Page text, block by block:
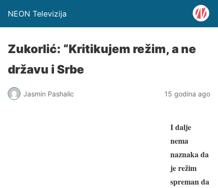
NEON Televizija
Zukorlić: “Kritikujem režim, a ne
državu i Srbe
Jasmin Pashalic 15 godina ago
I dalje
nema
naznaka da
je režim
spreman da